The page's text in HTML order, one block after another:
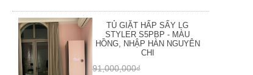
TỦ GIẶT HẤP SẤY LG
STYLER S5PBP - MÀU
HỒNG, NHẬP HÀN NGUYÊN
CHI
91,000,000₫